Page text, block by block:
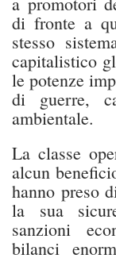
di fronte a
stesso
capitalistico
le potenze
di guerre,
ambientale.
La classe
alcun
hanno preso
la sua
sanzioni
bilanci